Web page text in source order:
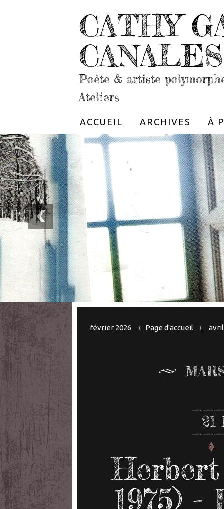
CATHY
CANALES
Poète & artiste
Ateliers
ACCUEIL ARCHIVES À
février 2026 Page d'accueil
21
1975) -